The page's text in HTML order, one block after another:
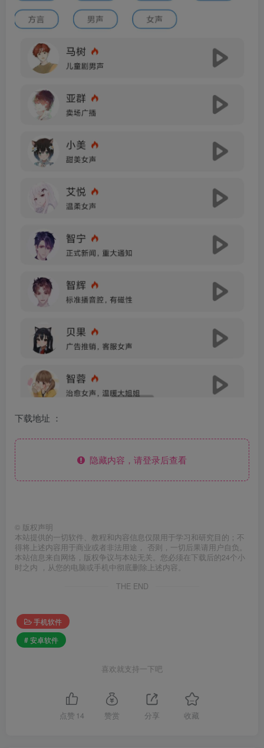
下载地址 ：
隐藏内容，请登录后查看
© 版权声明
本站提供的一切软件、教程和内容信息仅限用于学习和研究目的；不
得将上述内容用于商业或者非法用途， 否则，一切后果请用户自负。
本站信息来自网络，版权争议与本站无关。您必须在下载后的24个小
时之内 ，从您的电脑或手机中彻底删除上述内容。
THE END
手机软件
# 安卓软件
喜欢就支持一下吧
点赞 14 赞赏 分享 收藏